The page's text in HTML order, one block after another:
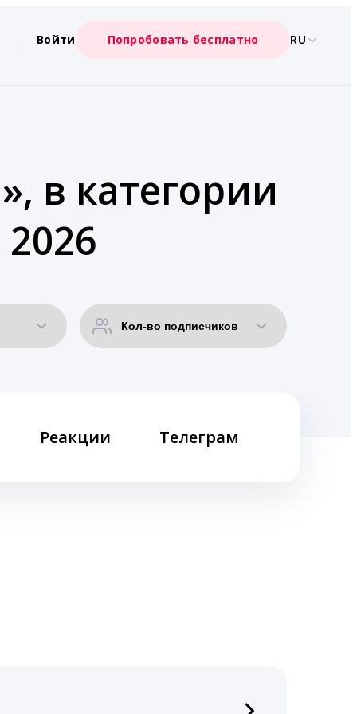
Войти Попробовать бесплатно RU
в категории
Реакции Телеграм